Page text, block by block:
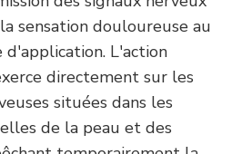
sensation douloureuse au
d'application. L'action
directement sur les
situées dans les
de la peau et des